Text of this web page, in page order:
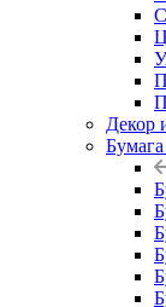
Декор
Бумага